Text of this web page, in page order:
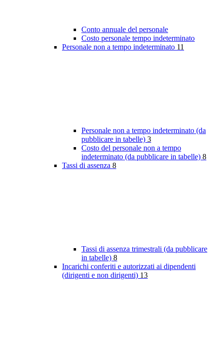
Conto annuale del personale
Costo personale tempo indeterminato
Personale non a tempo indeterminato 11
Personale non a tempo indeterminato (da
pubblicare in tabelle) 3
Costo del personale non a tempo
indeterminato (da pubblicare in tabelle) 8
Tassi di assenza 8
Tassi di assenza trimestrali (da pubblicare
in tabelle) 8
Incarichi conferiti e autorizzati ai dipendenti
(dirigenti e non dirigenti) 13